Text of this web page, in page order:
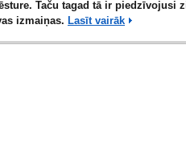
Taču tagad tā ir piedzīvojusi
izmaiņas. Lasīt vairāk